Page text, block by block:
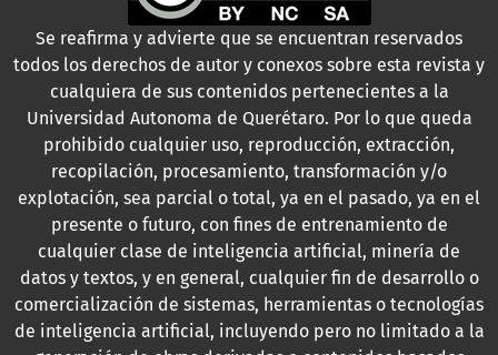
Se reafirma y advierte que se encuentran reservados
todos los derechos de autor y conexos sobre esta revista y
cualquiera de sus contenidos pertenecientes a la
Universidad Autonoma de Querétaro. Por lo que queda
prohibido cualquier uso, reproducción, extracción,
recopilación, procesamiento, transformación y/o
explotación, sea parcial o total, ya en el pasado, ya en el
presente o futuro, con fines de entrenamiento de
cualquier clase de inteligencia artificial, minería de
datos y textos, y en general, cualquier fin de desarrollo o
comercialización de sistemas, herramientas o tecnologías
de inteligencia artificial, incluyendo pero no limitado a la